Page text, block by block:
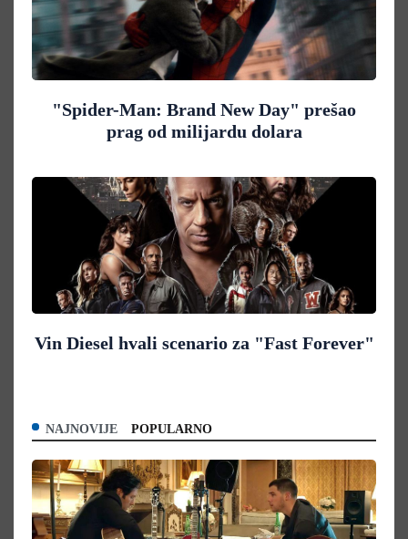
"Spider-Man: Brand New Day" prešao
prag od milijardu dolara
Vin Diesel hvali scenario za "Fast Forever"
NAJNOVIJE POPULARNO